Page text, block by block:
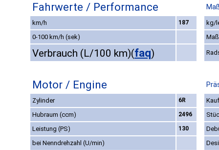
Fahrwerte / Performance
km/h 187
kg/
0-100 km/h (sek)
Verbrauch (L/100 km)(faq)
Motor / Engine
Zylinder 6R
Hubraum (ccm)
2496
Leistung (PS)
130
bei Nenndrehzahl (U/min)